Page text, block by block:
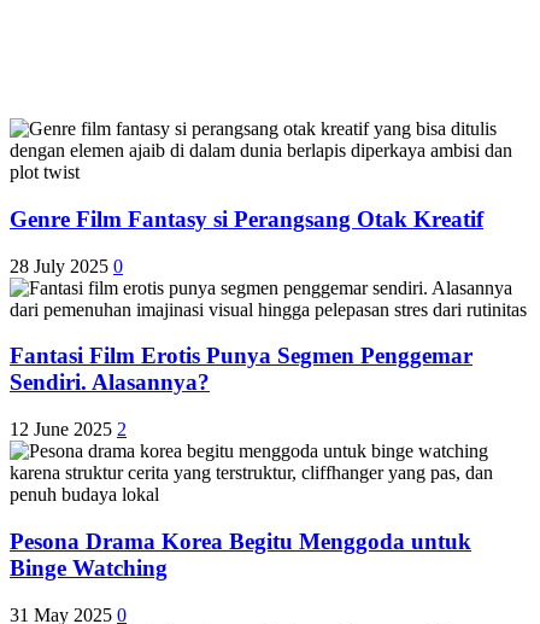
Genre Film Fantasy si Perangsang Otak Kreatif
28 July 2025 0
Fantasi Film Erotis Punya Segmen Penggemar
Sendiri. Alasannya?
12 June 2025 2
Pesona Drama Korea Begitu Menggoda untuk
Binge Watching
31 May 2025 0